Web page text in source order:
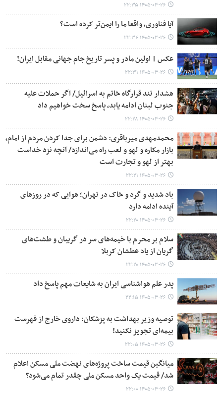
۱۴۰۵-۰۳-۲۶ ۲۲:۳۵
آیا فناوری، واقعا ما را ایمن‌تر کرده است؟
۱۴۰۵-۰۳-۲۶ ۲۲:۳۴
عکس | اولین مادر و پسر تاریخ جام جهانی مقابل ایران!
۱۴۰۵-۰۳-۲۶ ۲۲:۳۱
هشدار تند قرارگاه خاتم به اسرائیل/ اگر حملات علیه
جنوب لبنان ادامه یابد، پاسخ سخت خواهیم داد
۱۴۰۵-۰۳-۲۶ ۲۲:۲۸
محمدمهدی میرباقری: دشمن برای جدا کردن مردم از امام،
بازار مکاره و لهو و لعب راه می‌اندازد/ آنچه نزد خداست
بهتر از لهو و تجارت است
۱۴۰۵-۰۳-۲۶ ۲۲:۲۱
باد شدید و گرد و خاک در تهران؛ هوایی که در روزهای
آینده ادامه دارد
۱۴۰۵-۰۳-۲۶ ۲۲:۲۰
سلام بر محرم با خیمه‌های سر در گریبان و طشت‌های
گریان از یاد عطشان کربلا
۱۴۰۵-۰۳-۲۶ ۲۲:۲۰
پدر علم هواشناسی ایران به شایعات مهم پاسخ داد
۱۴۰۵-۰۳-۲۶ ۲۲:۱۵
توصیه وزیر بهداشت به پزشکان: داروی خارج از فهرست
بیمه‌ای تجویز نکنید!
۱۴۰۵-۰۳-۲۶ ۲۲:۰۵
میانگین قیمت ساخت پروژه‌های نهضت ملی مسکن اعلام
شد/ قیمت یک واحد مسکن ملی چقدر تمام می‌شود؟
۱۴۰۵-۰۳-۲۶ ۲۲:۰۰